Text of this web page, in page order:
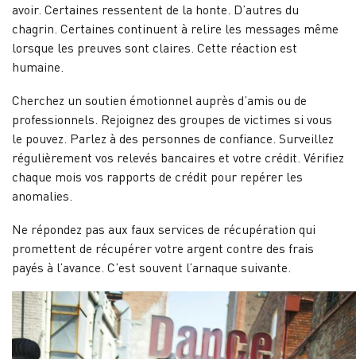
avoir. Certaines ressentent de la honte. D’autres du
chagrin. Certaines continuent à relire les messages même
lorsque les preuves sont claires. Cette réaction est
humaine.
Cherchez un soutien émotionnel auprès d’amis ou de
professionnels. Rejoignez des groupes de victimes si vous
le pouvez. Parlez à des personnes de confiance. Surveillez
régulièrement vos relevés bancaires et votre crédit. Vérifiez
chaque mois vos rapports de crédit pour repérer les
anomalies.
Ne répondez pas aux faux services de récupération qui
promettent de récupérer votre argent contre des frais
payés à l’avance. C’est souvent l’arnaque suivante.